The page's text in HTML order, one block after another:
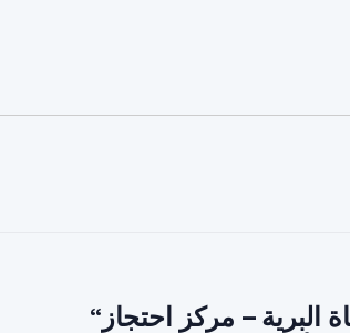
“أخبار الحياة البرية – مركز احتجاز